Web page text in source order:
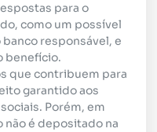
para o
como um possível
responsável, e
benefício.
que contribuem para
garantido aos
Porém, em
não é depositado na